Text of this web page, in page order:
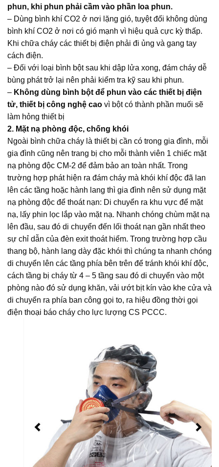
phun, khi phun phải cầm vào phần loa phun.
– Dùng bình khí CO2 ở nơi lặng gió, tuyệt đối không dùng
bình khí CO2 ở nơi có gió mạnh vì hiệu quả cực kỳ thấp.
Khi chữa cháy các thiết bị điện phải đi ủng và gang tay
cách điện.
– Đối với loại bình bột sau khi dập lửa xong, đám cháy dễ
bùng phát trở lại nên phải kiểm tra kỹ sau khi phun.
– Không dùng bình bột để phun vào các thiết bị điện
tử, thiết bị công nghệ cao vì bột có thành phần muối sẽ
làm hỏng thiết bị
2. Mặt nạ phòng độc, chống khói
Ngoài bình chữa cháy là thiết bị cần có trong gia đình, mỗi
gia đình cũng nên trang bị cho mỗi thành viên 1 chiếc mặt
nạ phòng độc CM-2 để đảm bảo an toàn nhất. Trong
trường hợp phát hiện ra đám cháy mà khói khí độc đã lan
lên các tầng hoặc hành lang thì gia đình nên sử dụng mặt
nạ phòng độc để thoát nạn: Di chuyển ra khu vực để mặt
nạ, lấy phin lọc lắp vào mặt nạ. Nhanh chóng chùm mặt nạ
lên đầu, sau đó di chuyển đến lối thoát nạn gần nhất theo
sự chỉ dẫn của đèn exit thoát hiểm. Trong trường hợp cầu
thang bộ, hành lang dày đặc khói thì chúng ta nhanh chóng
di chuyển lên các tầng phía bên trên để tránh khói khí độc,
cách tầng bị cháy từ 4 – 5 tầng sau đó di chuyển vào một
phòng nào đó sử dụng khăn, vải ướt bịt kín vào khe cửa và
di chuyển ra phía ban công gọi to, ra hiệu đồng thời gọi
điện thoại báo cháy cho lực lượng CS PCCC.